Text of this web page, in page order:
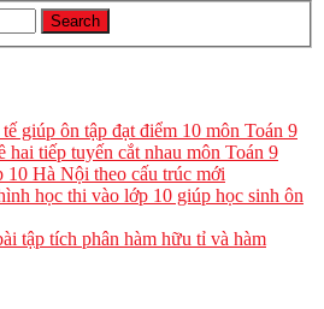
giúp ôn tập đạt điểm 10 môn Toán 9
hai tiếp tuyến cắt nhau môn Toán 9
Hà Nội theo cấu trúc mới
học thi vào lớp 10 giúp học sinh ôn
tập tích phân hàm hữu tỉ và hàm